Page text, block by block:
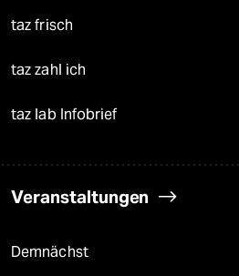
taz frisch
taz zahl ich
taz lab Infobrief
Veranstaltungen
Demnächst